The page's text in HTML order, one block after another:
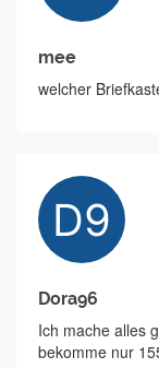
mee
welcher
Dora96
Ich mache alles
bekomme nur